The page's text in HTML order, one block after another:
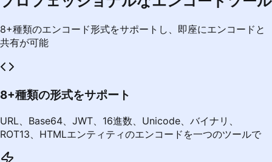
8+種類のエンコード形式をサポートし、即座にエンコードと
共有が可能
8+種類の形式をサポート
URL、Base64、JWT、16進数、Unicode、バイナリ、
ROT13、HTMLエンティティのエンコードを一つのツールで